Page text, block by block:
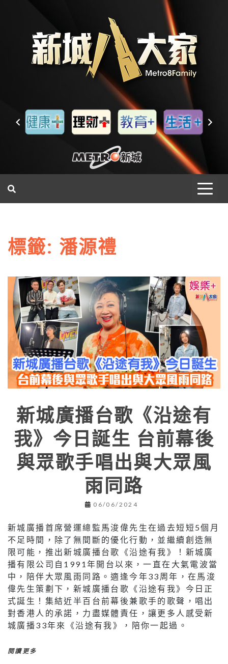
標籤: 潘源禮
新城廣播台歌《沿途有
我》今日誕生 台前幕後
與眾歌手唱出與大眾風
雨同路
06/06/2024
新城廣播首席營運總監馬浚偉先生在過去短短5個月
不足時間，除了無間斷的優化行動，並繼續創造無
限可能，推出新城廣播台歌《沿途有我》！新城廣
播有限公司自1991年開台以來，一直在大氣電波當
中，陪伴大眾風雨同路。適逢今年33周年，在馬浚
偉先生策劃下，新城廣播台歌《沿途有我》今日正
式誕生！集結近半百台前幕後兼歌手的歌聲，唱出
對香港人的承諾，力盡媒體責任，讓更多人感受新
城廣播33年來《沿途有我》，陪你一起過。
閱讀更多